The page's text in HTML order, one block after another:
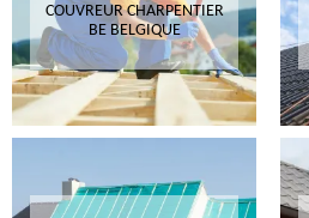
COUVREUR CHARPENTIER
BE BELGIQUE